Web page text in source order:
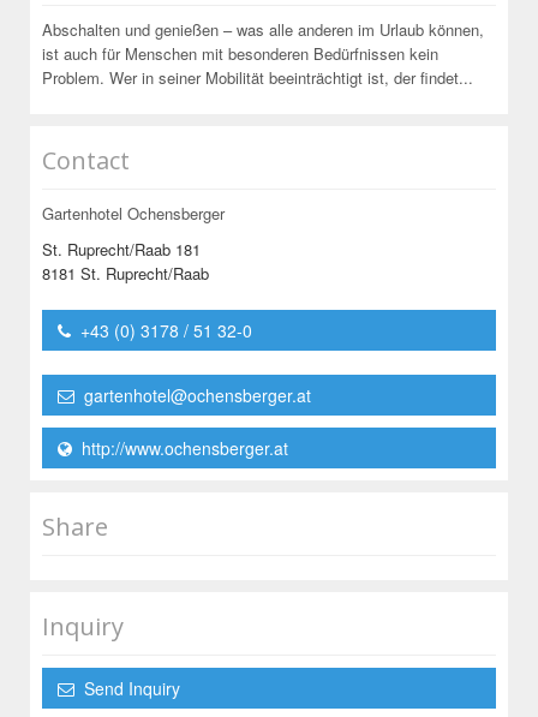
Abschalten und genießen – was alle anderen im Urlaub können,
ist auch für Menschen mit besonderen Bedürfnissen kein
Problem. Wer in seiner Mobilität beeinträchtigt ist, der findet...
Contact
Gartenhotel Ochensberger
St. Ruprecht/Raab 181
8181 St. Ruprecht/Raab
+43 (0) 3178 / 51 32-0
gartenhotel@ochensberger.at
http://www.ochensberger.at
Share
Inquiry
Send Inquiry